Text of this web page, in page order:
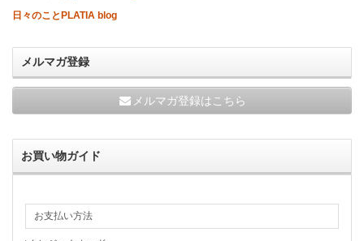
日々のことPLATIA blog
メルマガ登録
メルマガ登録はこちら
お買い物ガイド
お支払い方法